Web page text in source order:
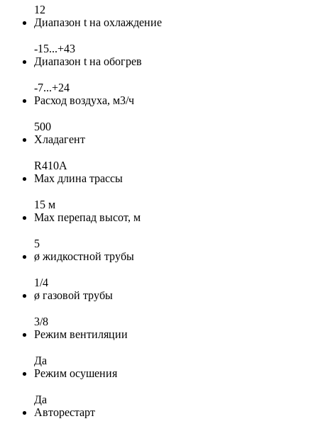
12
Диапазон t на охлаждение
-15...+43
Диапазон t на обогрев
-7...+24
Расход воздуха, м3/ч
500
Хладагент
R410A
Max длина трассы
15 м
Max перепад высот, м
5
ø жидкостной трубы
1/4
ø газовой трубы
3/8
Режим вентиляции
Да
Режим осушения
Да
Авторестарт